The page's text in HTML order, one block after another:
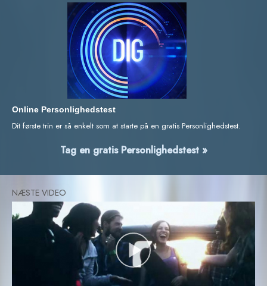
Online Personlighedstest
Dit første trin er så enkelt som at starte på en gratis Personlighedstest.
Tag en gratis Personlighedstest »